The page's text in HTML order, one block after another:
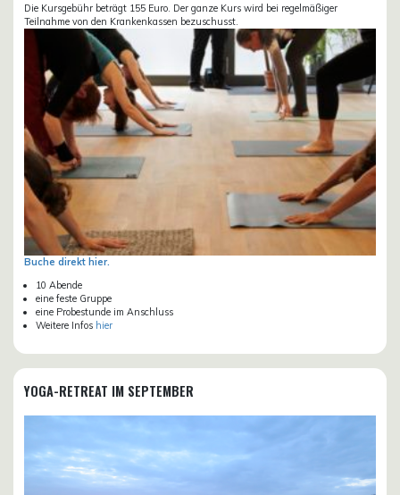
Die Kursgebühr beträgt 155 Euro. Der ganze Kurs wird bei regelmäßiger
Teilnahme von den Krankenkassen bezuschusst.
Buche direkt hier.
10 Abende
eine feste Gruppe
eine Probestunde im Anschluss
Weitere Infos hier
YOGA-RETREAT IM SEPTEMBER